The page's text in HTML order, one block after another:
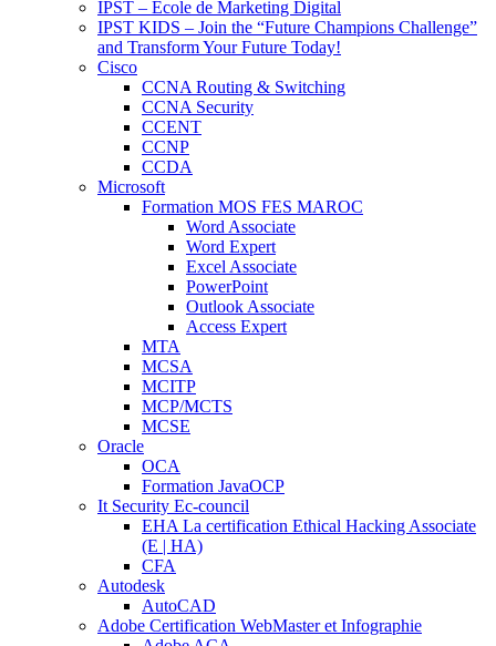
IPST – École de Marketing Digital
IPST KIDS – Join the “Future Champions Challenge”
and Transform Your Future Today!
Cisco
CCNA Routing & Switching
CCNA Security
CCENT
CCNP
CCDA
Microsoft
Formation MOS FES MAROC
Word Associate
Word Expert
Excel Associate
PowerPoint
Outlook Associate
Access Expert
MTA
MCSA
MCITP
MCP/MCTS
MCSE
Oracle
OCA
Formation JavaOCP
It Security Ec-council
EHA La certification Ethical Hacking Associate
(E | HA)
CFA
Autodesk
AutoCAD
Adobe Certification WebMaster et Infographie